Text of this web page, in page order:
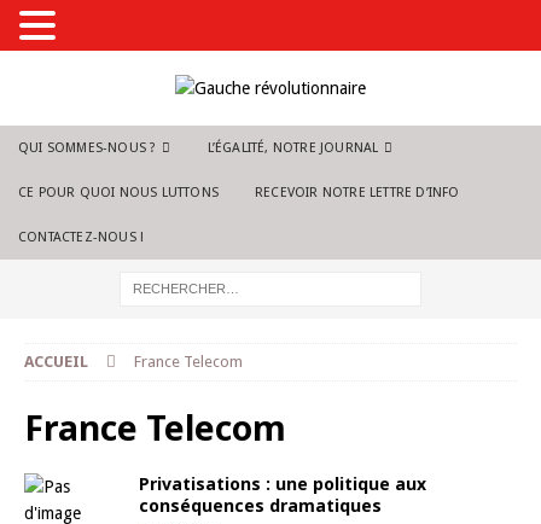
QUI SOMMES-NOUS ? L’ÉGALITÉ, NOTRE JOURNAL
CE POUR QUOI NOUS LUTTONS RECEVOIR NOTRE LETTRE D’INFO
CONTACTEZ-NOUS !
ACCUEIL France Telecom
France Telecom
Privatisations : une politique aux
conséquences dramatiques